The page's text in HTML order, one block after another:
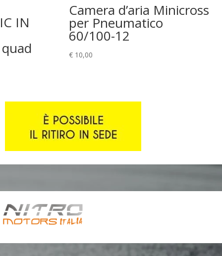
IN
Camera d’aria Minicross
per Pneumatico
60/100-12
€ 10,00